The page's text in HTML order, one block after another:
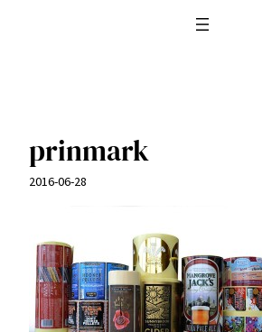
prinmark
2016-06-28